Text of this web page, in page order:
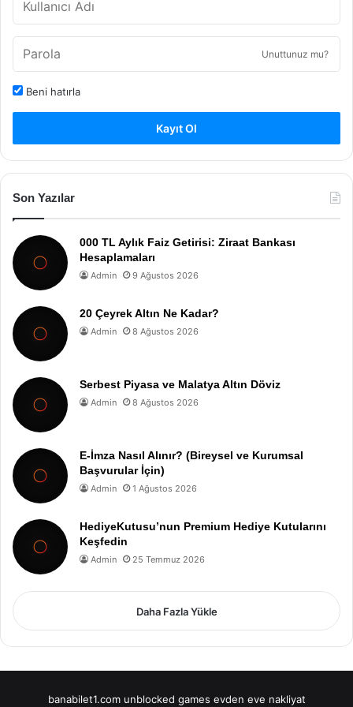
Unuttunuz mu?
Beni hatırla
Kayıt Ol
Son Yazılar
000 TL Aylık Faiz Getirisi: Ziraat Bankası
Hesaplamaları
Admin 9 Ağustos 2026
20 Çeyrek Altın Ne Kadar?
Admin 8 Ağustos 2026
Serbest Piyasa ve Malatya Altın Döviz
Admin 8 Ağustos 2026
E-İmza Nasıl Alınır? (Bireysel ve Kurumsal
Başvurular İçin)
Admin 1 Ağustos 2026
HediyeKutusu’nun Premium Hediye Kutularını
Keşfedin
Admin 25 Temmuz 2026
Daha Fazla Yükle
banabilet1.com unblocked games evden eve nakliyat